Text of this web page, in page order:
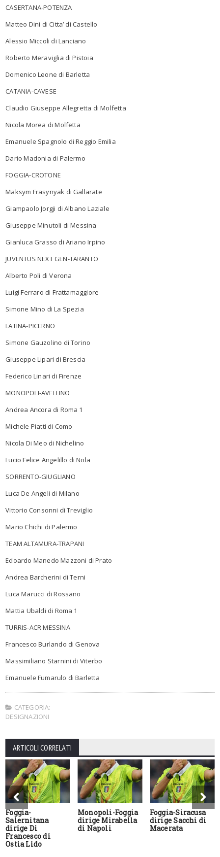
CASERTANA-POTENZA
Matteo Dini di Citta’ di Castello
Alessio Miccoli di Lanciano
Roberto Meraviglia di Pistoia
Domenico Leone di Barletta
CATANIA-CAVESE
Claudio Giuseppe Allegretta di Molfetta
Nicola Morea di Molfetta
Emanuele Spagnolo di Reggio Emilia
Dario Madonia di Palermo
FOGGIA-CROTONE
Maksym Frasynyak di Gallarate
Giampaolo Jorgji di Albano Laziale
Giuseppe Minutoli di Messina
Gianluca Grasso di Ariano Irpino
JUVENTUS NEXT GEN-TARANTO
Alberto Poli di Verona
Luigi Ferraro di Frattamaggiore
Simone Mino di La Spezia
LATINA-PICERNO
Simone Gauzolino di Torino
Giuseppe Lipari di Brescia
Federico Linari di Firenze
MONOPOLI-AVELLINO
Andrea Ancora di Roma 1
Michele Piatti di Como
Nicola Di Meo di Nichelino
Lucio Felice Angelillo di Nola
SORRENTO-GIUGLIANO
Luca De Angeli di Milano
Vittorio Consonni di Treviglio
Mario Chichi di Palermo
TEAM ALTAMURA-TRAPANI
Edoardo Manedo Mazzoni di Prato
Andrea Barcherini di Terni
Luca Marucci di Rossano
Mattia Ubaldi di Roma 1
TURRIS-ACR MESSINA
Francesco Burlando di Genova
Massimiliano Starnini di Viterbo
Emanuele Fumarulo di Barletta
CATEGORIA:
DESIGNAZIONI
ARTICOLI CORRELATI
Foggia-
Salernitana
dirige Di
Francesco di
Ostia Lido
Monopoli-Foggia
dirige Mirabella
di Napoli
Foggia-Siracusa
dirige Sacchi di
Macerata